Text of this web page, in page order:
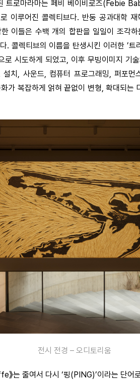
트로마라마는 페비 베이비로즈(Febie
이루어진 콜렉티브다. 반둥 공과대학 재
이들은 수백 개의 합판을 일일이 조각
콜렉티브의 이름을 탄생시킨 이러한 ’트
로 시도하게 되었고, 이후 무빙이미지 기
치, 사운드, 컴퓨터 프로그래밍, 퍼포
가 복잡하게 얽혀 끝없이 변형, 확대되는
전시 전경 – 오디토리움
는 줄여서 다시 ‘핑(PING)’이라는 단어